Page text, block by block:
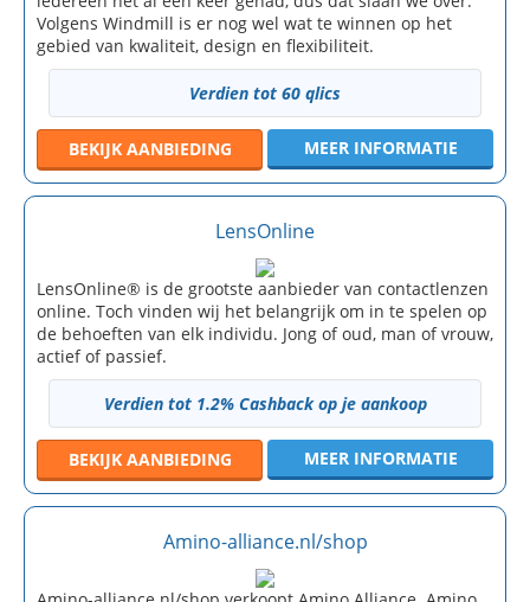
Volgens Windmill is er nog wel wat te winnen op het
gebied van kwaliteit, design en flexibiliteit.
Verdien tot 60 qlics
BEKIJK AANBIEDING MEER INFORMATIE
LensOnline
LensOnline® is de grootste aanbieder van contactlenzen
online. Toch vinden wij het belangrijk om in te spelen op
de behoeften van elk individu. Jong of oud, man of vrouw,
actief of passief.
Verdien tot 1.2% Cashback op je aankoop
BEKIJK AANBIEDING MEER INFORMATIE
Amino-alliance.nl/shop